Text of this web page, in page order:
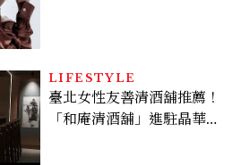
多大？
LIFESTYLE
臺北女性友善清酒舖推薦！
「和庵清酒舖」進駐晶華酒